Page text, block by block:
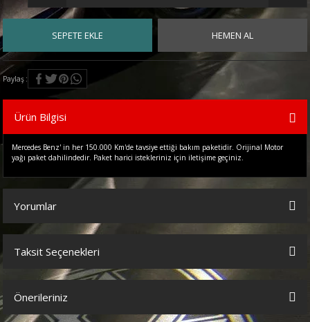
SEPETE EKLE HEMEN AL
Paylaş
Ürün Bilgisi
Mercedes Benz' in her 150.000 Km'de tavsiye ettiği bakım paketidir. Orijinal Motor
yağı paket dahilindedir. Paket harici istekleriniz için iletişime geçiniz.
Yorumlar
Bu ürüne ilk yorumu siz yapın!
Taksit Seçenekleri
Önerileriniz